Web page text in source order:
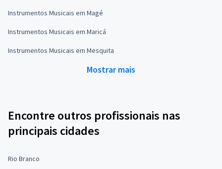
Instrumentos Musicais em Magé
Instrumentos Musicais em Maricá
Instrumentos Musicais em Mesquita
Mostrar mais
Encontre outros profissionais nas
principais cidades
Rio Branco